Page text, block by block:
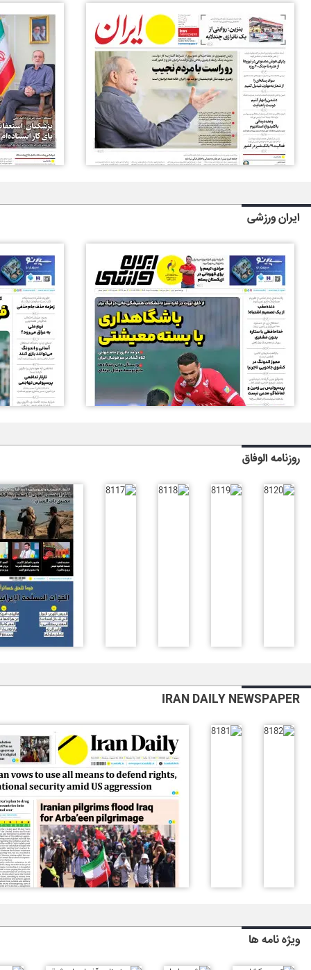
ایران ورزشی
روزنامه الوفاق
IRAN DAILY NEWSPAPER
ویژه نامه ها